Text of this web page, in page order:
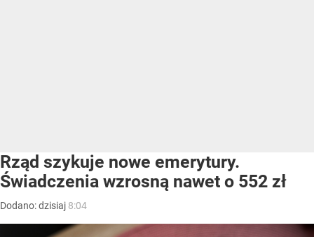
Rząd szykuje nowe emerytury.
Świadczenia wzrosną nawet o 552 zł
Dodano:dzisiaj 8:04